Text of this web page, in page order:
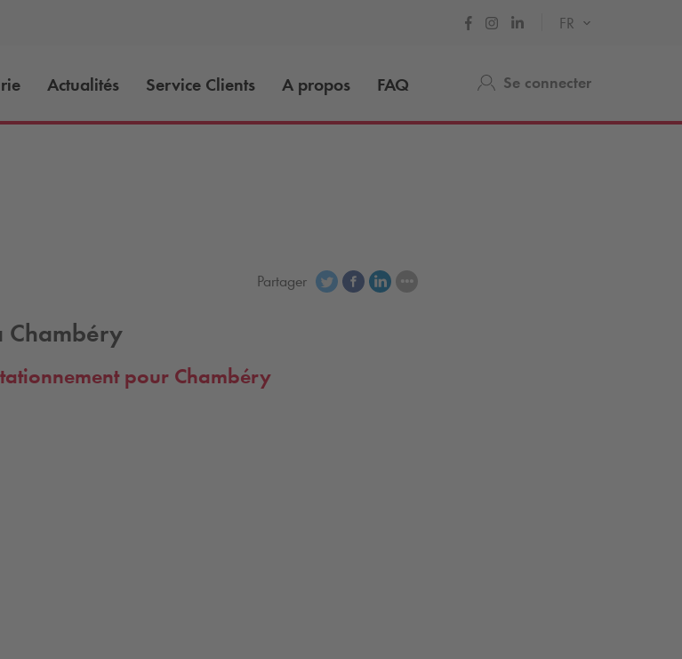
FR
Actualités Service Clients A propos FAQ Se connecter
Partager
Chambéry
pour Chambéry